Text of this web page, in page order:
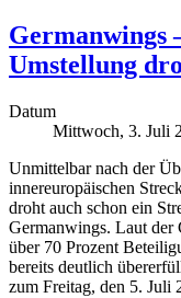
Germanwings
Umstellung
Datum
Mittwoch, 3. Juli
Unmittelbar nach der
innereuropäischen
droht auch schon ein
Germanwings. Laut der
über 70 Prozent
bereits deutlich
zum Freitag, den 5.